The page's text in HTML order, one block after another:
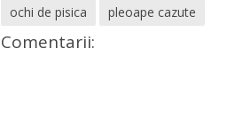
ochi de pisica
pleoape cazute
Comentarii: